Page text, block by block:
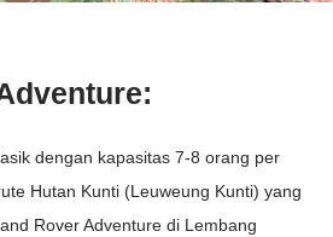
dengan kapasitas 7-8 orang per
Hutan Kunti (Leuweung Kunti) yang
Rover Adventure di Lembang